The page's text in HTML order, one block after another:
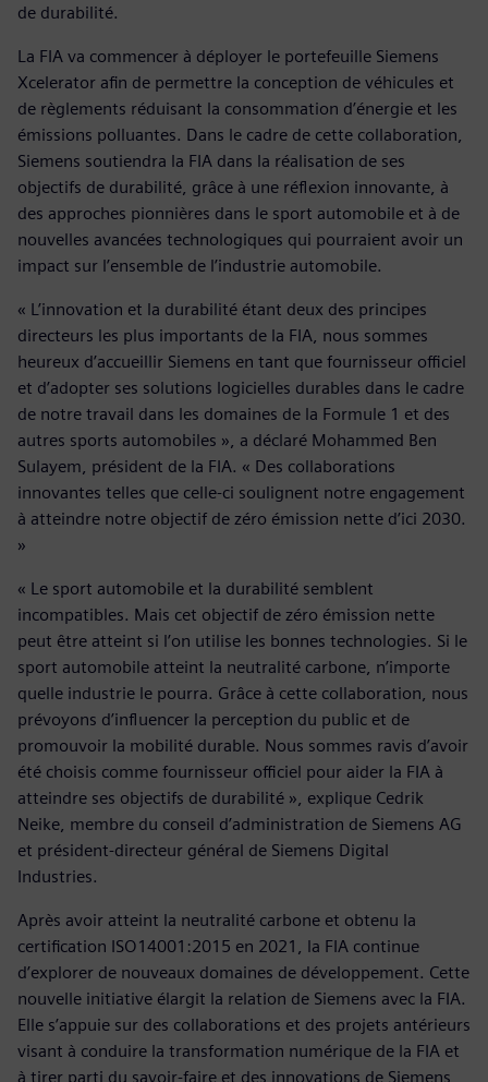
de durabilité.
La FIA va commencer à déployer le portefeuille Siemens
Xcelerator afin de permettre la conception de véhicules et
de règlements réduisant la consommation d’énergie et les
émissions polluantes. Dans le cadre de cette collaboration,
Siemens soutiendra la FIA dans la réalisation de ses
objectifs de durabilité, grâce à une réflexion innovante, à
des approches pionnières dans le sport automobile et à de
nouvelles avancées technologiques qui pourraient avoir un
impact sur l’ensemble de l’industrie automobile.
« L’innovation et la durabilité étant deux des principes
directeurs les plus importants de la FIA, nous sommes
heureux d’accueillir Siemens en tant que fournisseur officiel
et d’adopter ses solutions logicielles durables dans le cadre
de notre travail dans les domaines de la Formule 1 et des
autres sports automobiles », a déclaré Mohammed Ben
Sulayem, président de la FIA. « Des collaborations
innovantes telles que celle-ci soulignent notre engagement
à atteindre notre objectif de zéro émission nette d’ici 2030.
»
« Le sport automobile et la durabilité semblent
incompatibles. Mais cet objectif de zéro émission nette
peut être atteint si l’on utilise les bonnes technologies. Si le
sport automobile atteint la neutralité carbone, n’importe
quelle industrie le pourra. Grâce à cette collaboration, nous
prévoyons d’influencer la perception du public et de
promouvoir la mobilité durable. Nous sommes ravis d’avoir
été choisis comme fournisseur officiel pour aider la FIA à
atteindre ses objectifs de durabilité », explique Cedrik
Neike, membre du conseil d’administration de Siemens AG
et président-directeur général de Siemens Digital
Industries.
Après avoir atteint la neutralité carbone et obtenu la
certification ISO14001:2015 en 2021, la FIA continue
d’explorer de nouveaux domaines de développement. Cette
nouvelle initiative élargit la relation de Siemens avec la FIA.
Elle s’appuie sur des collaborations et des projets antérieurs
visant à conduire la transformation numérique de la FIA et
à tirer parti du savoir-faire et des innovations de Siemens